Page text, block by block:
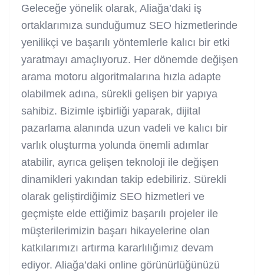
Geleceğe yönelik olarak, Aliağa’daki iş
ortaklarımıza sunduğumuz SEO hizmetlerinde
yenilikçi ve başarılı yöntemlerle kalıcı bir etki
yaratmayı amaçlıyoruz. Her dönemde değişen
arama motoru algoritmalarına hızla adapte
olabilmek adına, sürekli gelişen bir yapıya
sahibiz. Bizimle işbirliği yaparak, dijital
pazarlama alanında uzun vadeli ve kalıcı bir
varlık oluşturma yolunda önemli adımlar
atabilir, ayrıca gelişen teknoloji ile değişen
dinamikleri yakından takip edebiliriz. Sürekli
olarak geliştirdiğimiz SEO hizmetleri ve
geçmişte elde ettiğimiz başarılı projeler ile
müşterilerimizin başarı hikayelerine olan
katkılarımızı artırma kararlılığımız devam
ediyor. Aliağa’daki online görünürlüğünüzü